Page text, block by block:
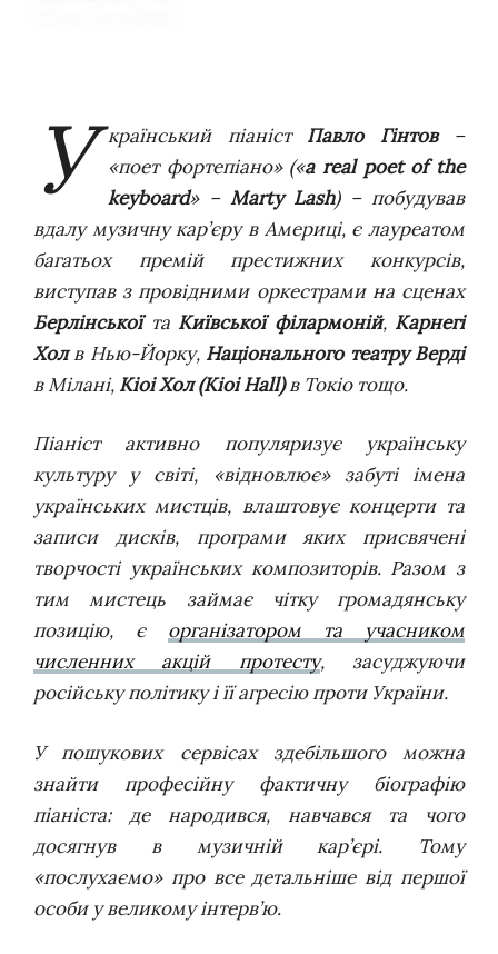
У країнський піаніст Павло Гінтов–
«поет фортепіано» («a real poet of the
keyboard» – Marty Lash) – побудував
вдалу музичну кар’єру в Америці, є лауреатом
багатьох премій престижних конкурсів,
виступав з провідними оркестрами на сценах
Берлінськоїта Київської філармоній, Карнегі
Холв Нью-Йорку, Національного театру Верді
в Мілані, Кіоі Хол (Kioi Hall)в Токіо тощо.
Піаніст активно популяризує українську
культуру у світі, «відновлює» забуті імена
українських мистців, влаштовує концерти та
записи дисків, програми яких присвячені
творчості українських композиторів. Разом з
тим мистець займає чітку громадянську
позицію, є організатором та учасником
численних акцій протесту, засуджуючи
російську політику і її агресію проти України.
У пошукових сервісах здебільшого можна
знайти професійну фактичну біографію
піаніста: де народився, навчався та чого
досягнув в музичній кар’єрі. Тому
«послухаємо» про все детальніше від першої
особи у великому інтерв’ю.